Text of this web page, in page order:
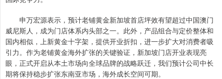
申万宏源表示，预计老铺黄金新加坡首店坪效有望超过中国澳门
威尼斯人，成为门店体系内头部之一。此外，产品组合与定价整体和
国内相似，上新黄金十字架，提供开业折扣，进一步扩大对消费者吸
引力。作为老铺黄金海外扩张的关键验证，新加坡门店开业表现亮
眼，正式开启从本土市场向全球品牌的战略跃迁，我们预计公司中长
期将保持稳步扩张东南亚市场，海外成长空间可期。